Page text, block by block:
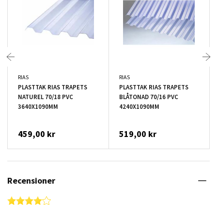
RIAS
PLASTTAK RIAS TRAPETS
NATUREL 70/18 PVC
3640X1090MM
459,00 kr
RIAS
PLASTTAK RIAS TRAPETS
BLÅTONAD 70/16 PVC
4240X1090MM
519,00 kr
Recensioner
4.0 star rating